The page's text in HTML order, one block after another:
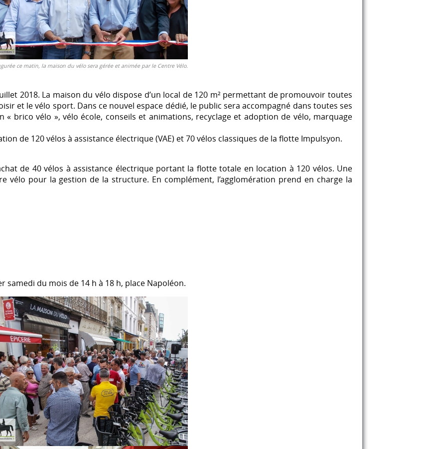
ce matin, la maison du vélo sera gérée et animée par le Centre Vélo.
2018. La maison du vélo dispose d’un local de 120 m² permettant de promouvoir toutes
et le vélo sport. Dans ce nouvel espace dédié, le public sera accompagné dans toutes ses
brico vélo », vélo école, conseils et animations, recyclage et adoption de vélo, marquage
de 120 vélos à assistance électrique (VAE) et 70 vélos classiques de la flotte Impulsyon.
de 40 vélos à assistance électrique portant la flotte totale en location à 120 vélos. Une
vélo pour la gestion de la structure. En complément, l’agglomération prend en charge la
samedi du mois de 14 h à 18 h, place Napoléon.